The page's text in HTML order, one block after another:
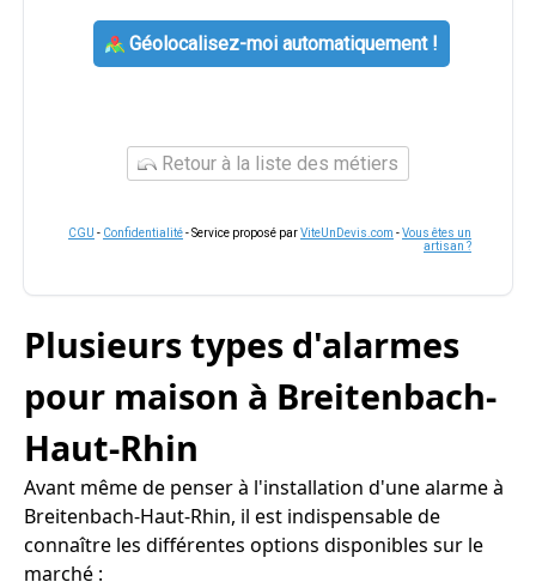
Géolocalisez-moi automatiquement !
Retour à la liste des métiers
CGU - Confidentialité- Service proposé parViteUnDevis.com -Vous êtes un
artisan ?
Plusieurs types d'alarmes
pour maison à Breitenbach-
Haut-Rhin
Avant même de penser à l'installation d'une alarme à
Breitenbach-Haut-Rhin, il est indispensable de
connaître les différentes options disponibles sur le
marché :